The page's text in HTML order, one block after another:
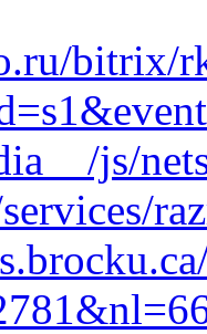
bitrix/
js/